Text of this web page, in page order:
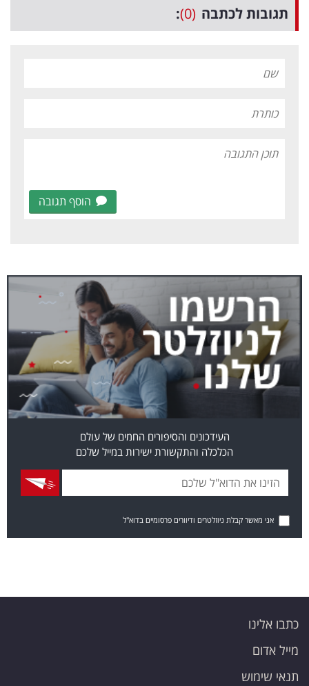
תגובות לכתבה (0)
:
הוסף תגובה
העידכונים והסיפורים החמים של עולם
הכלכלה והתקשורת ישירות במייל שלכם
אני מאשר קבלת ניוזלטרים ודיוורים פרסומיים בדוא"ל
כתבו אלינו
מייל אדום
תנאי שימוש